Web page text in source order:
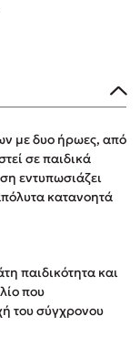
με δυο ήρωες, από
σε παιδικά
εντυπωσιάζει
κατανοητά
παιδικότητα και
που
του σύγχρονου